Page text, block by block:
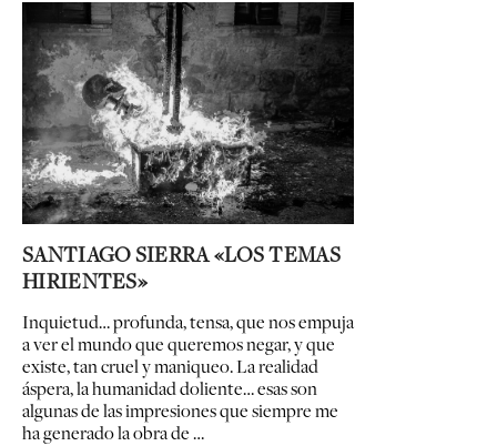
SANTIAGO SIERRA «LOS TEMAS
HIRIENTES»
Inquietud… profunda, tensa, que nos empuja
a ver el mundo que queremos negar, y que
existe, tan cruel y maniqueo. La realidad
áspera, la humanidad doliente… esas son
algunas de las impresiones que siempre me
ha generado la obra de …